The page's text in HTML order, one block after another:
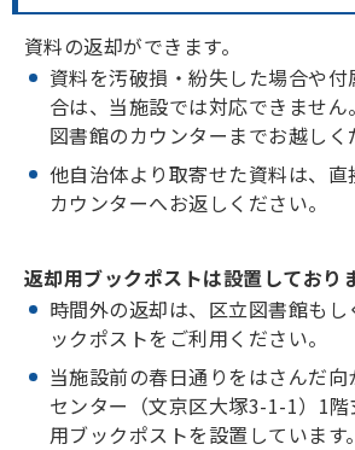
資料の返却ができます。
資料を汚破損・紛失した場合や
合は、当施設では対応できませ
図書館のカウンターまでお越しく
他自治体より取寄せた資料は、
カウンターへお返しください。
返却用ブックポストは設置しており
時間外の返却は、区立図書館も
ックポストをご利用ください。
当施設前の春日通りをはさんだ
センター（文京区大塚3-1-1）1
用ブックポストを設置しています。